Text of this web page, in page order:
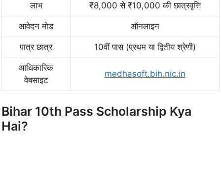
लाभ ₹8,000 से ₹10,000 की छात्रवृत्ति
आवेदन मोड ऑनलाइन
पात्र छात्र 10वीं पास (प्रथम या द्वितीय श्रेणी)
आधिकारिक
वेबसाइट
medhasoft.bih.nic.in
Bihar 10th Pass Scholarship Kya
Hai?